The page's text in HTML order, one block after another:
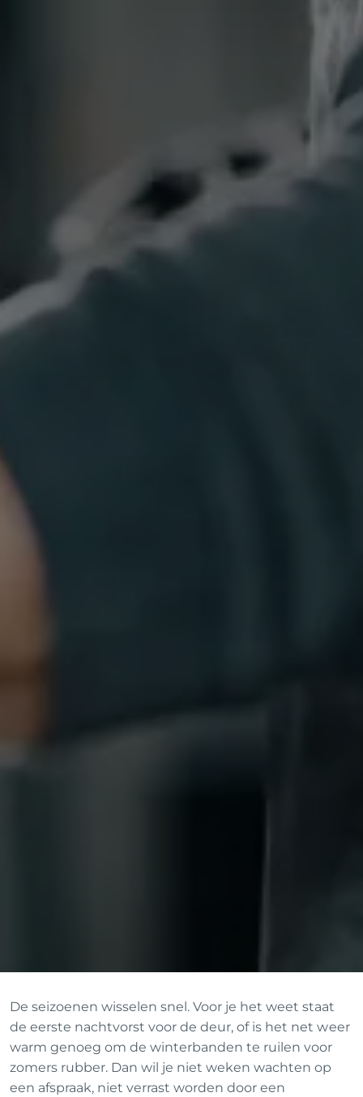
De seizoenen wisselen snel. Voor je het weet staat
de eerste nachtvorst voor de deur, of is het net weer
warm genoeg om de winterbanden te ruilen voor
zomers rubber. Dan wil je niet weken wachten op
een afspraak, niet verrast worden door een